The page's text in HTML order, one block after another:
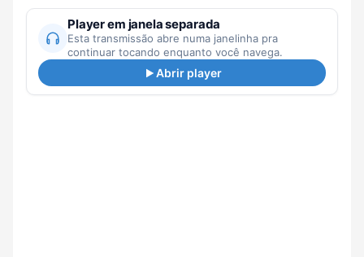
Player em janela separada
Esta transmissão abre numa janelinha pra
continuar tocando enquanto você navega.
Abrir player